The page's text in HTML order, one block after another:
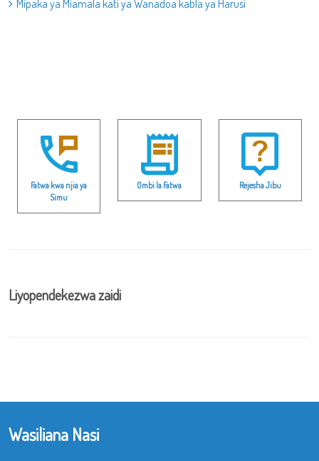
Mipaka ya Miamala kati ya Wanadoa kabla ya Harusi
Fatwa kwa njia ya
Simu
Ombi la Fatwa Rejesha Jibu
Liyopendekezwa zaidi
Wasiliana Nasi